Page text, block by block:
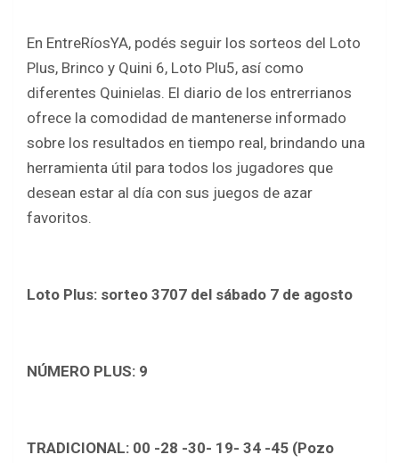
En EntreRíosYA, podés seguir los sorteos del Loto
Plus, Brinco y Quini 6, Loto Plu5, así como
diferentes Quinielas. El diario de los entrerrianos
ofrece la comodidad de mantenerse informado
sobre los resultados en tiempo real, brindando una
herramienta útil para todos los jugadores que
desean estar al día con sus juegos de azar
favoritos.
Loto Plus: sorteo 3707 del sábado 7 de agosto
NÚMERO PLUS: 9
TRADICIONAL: 00 -28 -30- 19- 34 -45 (Pozo